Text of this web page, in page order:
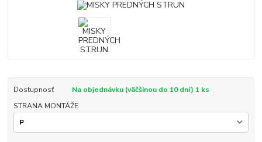
Dostupnosť
Na objednávku (väčšinou do 10 dní) 1 ks
STRANA MONTÁŽE